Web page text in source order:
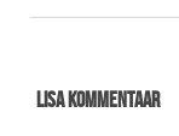
Lisa kommentaar